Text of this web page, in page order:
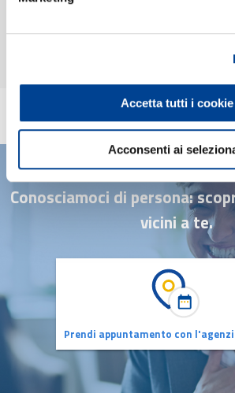
Accetta tutti i cookie
Acconsenti ai
Alcune garanzie prevedono franchigie o scoperti
Informativo: puoi trovarlo anche presso le
Conosciamoci di persona:
vicini a te.
Prendi appuntamento con